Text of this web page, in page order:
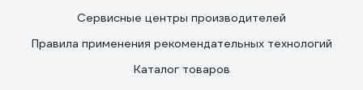
Сервисные центры производителей
Правила применения рекомендательных технологий
Каталог товаров